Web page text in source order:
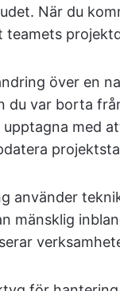
När du
över en
du var borta
med
använder
mänsklig